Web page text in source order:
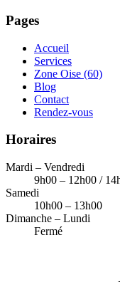
Pages
Accueil
Services
Zone Oise (60)
Blog
Contact
Rendez-vous
Horaires
Mardi – Vendredi
9h00 – 12h00 /
Samedi
10h00 – 13h00
Dimanche – Lundi
Fermé